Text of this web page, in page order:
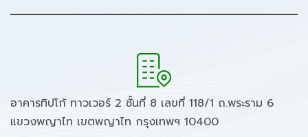
อาคารทิปโก้ ทาวเวอร์ 2 ชั้นที่ 8 เลขที่ 118/1 ถ.พระราม 6
แขวงพญาไท เขตพญาไท กรุงเทพฯ 10400